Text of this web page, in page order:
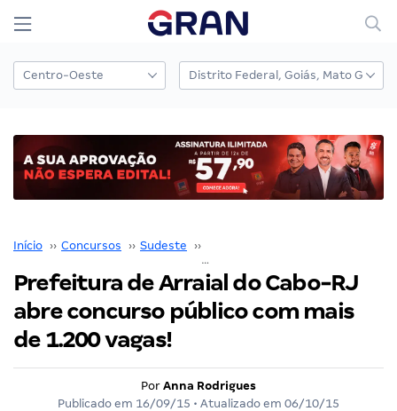
Início ›› Concursos ›› Sudeste ››
Prefeitura de Arraial do Cabo-RJ
abre concurso público com mais
de 1.200 vagas!
Por Anna Rodrigues
Publicado em 16/09/15 • Atualizado em 06/10/15